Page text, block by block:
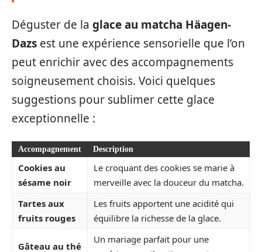
Déguster de la glace au matcha Häagen-
Dazs est une expérience sensorielle que l’on
peut enrichir avec des accompagnements
soigneusement choisis. Voici quelques
suggestions pour sublimer cette glace
exceptionnelle :
Accompagnement Description
Cookies au
sésame noir
Le croquant des cookies se marie à
merveille avec la douceur du matcha.
Tartes aux
fruits rouges
Les fruits apportent une acidité qui
équilibre la richesse de la glace.
Gâteau au thé
Un mariage parfait pour une